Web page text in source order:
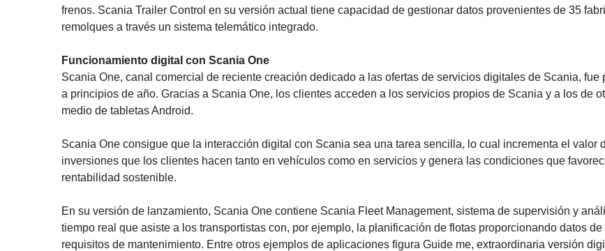
frenos. Scania Trailer Control en su versión actual tiene capacidad de gestionar datos provenientes de 35
remolques a través un sistema telemático integrado.
Funcionamiento digital con Scania One
Scania One, canal comercial de reciente creación dedicado a las ofertas de servicios digitales de Scania, fue
a principios de año. Gracias a Scania One, los clientes acceden a los servicios propios de Scania y a los de
medio de tabletas Android.
Scania One consigue que la interacción digital con Scania sea una tarea sencilla, lo cual incrementa el valor
inversiones que los clientes hacen tanto en vehículos como en servicios y genera las condiciones que
rentabilidad sostenible.
En su versión de lanzamiento, Scania One contiene Scania Fleet Management, sistema de supervisión y
tiempo real que asiste a los transportistas con, por ejemplo, la planificación de flotas proporcionando datos
requisitos de mantenimiento. Entre otros ejemplos de aplicaciones figura Guide me, extraordinaria versión